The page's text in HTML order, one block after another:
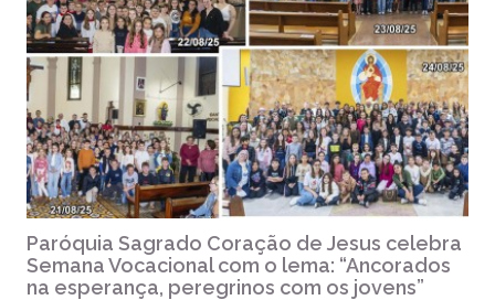
Paróquia Sagrado Coração de Jesus celebra
Semana Vocacional com o lema: “Ancorados
na esperança, peregrinos com os jovens”